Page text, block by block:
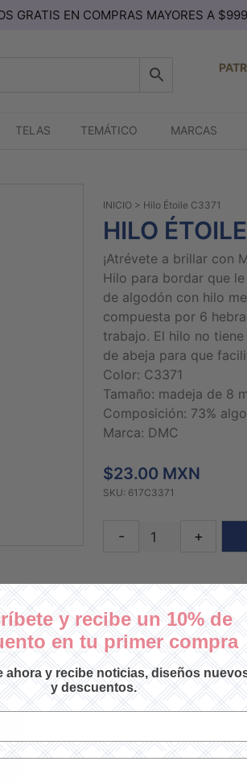
GRATIS EN COMPRAS MAYORES A $999
TELAS TEMÁTICO MARCAS
INICIO > Hilo Étoile C3371
HILO
¡Atrévete a brillar con
Hilo para bordar que
de algodón con hilo
compuesta por 6
trabajo. El hilo no
de abeja para que
Color: C3371
Tamaño: madeja de 8
Composición: 73%
Marca: DMC
$23.00 MXN
SKU: 617C3371
- +
y recibe un 10% de
en tu primer compra
ahora y recibe noticias, diseños
y descuentos.